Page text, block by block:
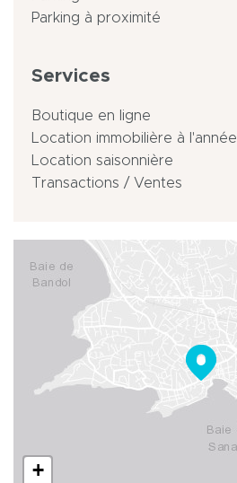
Parking à proximité
Services
Boutique en ligne
Location immobilière à l'année
Location saisonnière
Transactions / Ventes
+